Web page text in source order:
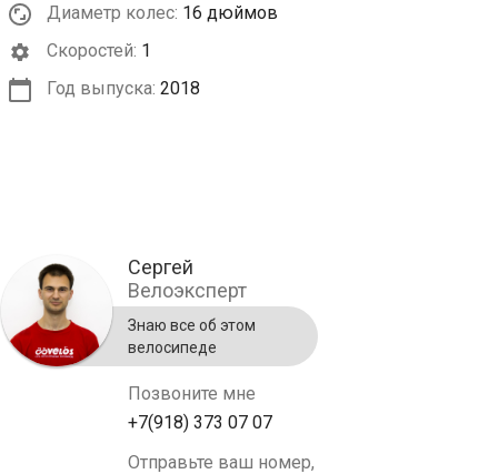
Диаметр колес: 16 дюймов
Cкоростей: 1
Год выпуска: 2018
Сергей
Велоэксперт
Знаю все об этом
велосипеде
Позвоните мне
+7(918) 373 07 07
Отправьте ваш номер,